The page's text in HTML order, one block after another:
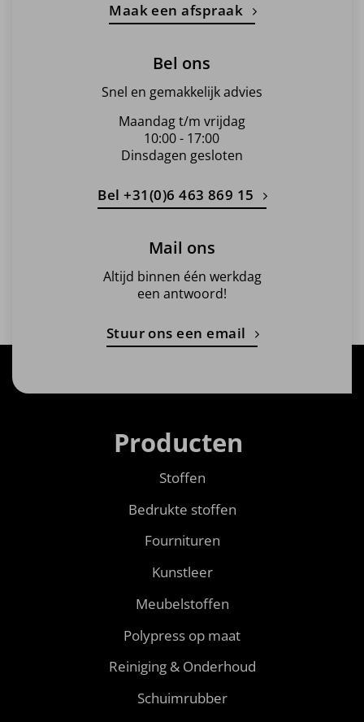
Maak een afspraak
Bel ons
Snel en gemakkelijk advies
Maandag t/m vrijdag
10:00 - 17:00
Dinsdagen gesloten
Bel +31(0)6 463 869 15
Mail ons
Altijd binnen één werkdag
een antwoord!
Stuur ons een email
Producten
Stoffen
Bedrukte stoffen
Fournituren
Kunstleer
Meubelstoffen
Polypress op maat
Reiniging & Onderhoud
Schuimrubber